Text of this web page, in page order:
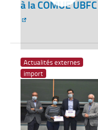
à la COMUE UBFC
Actualités externes
import